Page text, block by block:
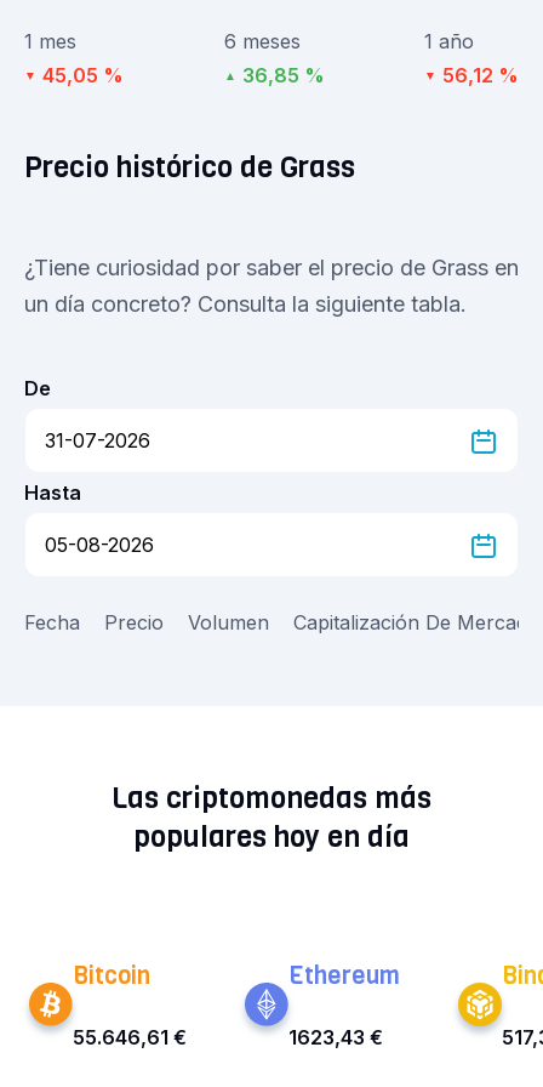
1 mes
▼ 45,05 %
6 meses
▲ 36,85 %
1 año
▼ 56,12 %
Precio histórico de Grass
¿Tiene curiosidad por saber el precio de Grass en
un día concreto? Consulta la siguiente tabla.
De
Hasta
Fecha Precio Volumen Capitalización De Mercado
Las criptomonedas más
populares hoy en día
Bitcoin
55.646,61 €
Ethereum
1623,43 €